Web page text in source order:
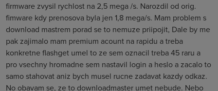
firmware zvysil rychlost na 2,5 mega /s. Narozdil od orig.
fimware kdy prenosova byla jen 1,8 mega/s. Mam problem s
download mastrem porad se to nemuze priipojit, Dale by me
pak zajimalo mam premium acount na rapidu a treba
konkretne flashget umel to ze sem oznacil treba 45 raru a
pro vsechny hromadne sem nastavil login a heslo a zacalo to
samo stahovat aniz bych musel rucne zadavat kazdy odkaz.
No obavam se, ze to downloadmaster umet nebude. Nebo